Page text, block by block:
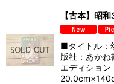
【古本】昭
■タイトル：
版社：あか
エディション